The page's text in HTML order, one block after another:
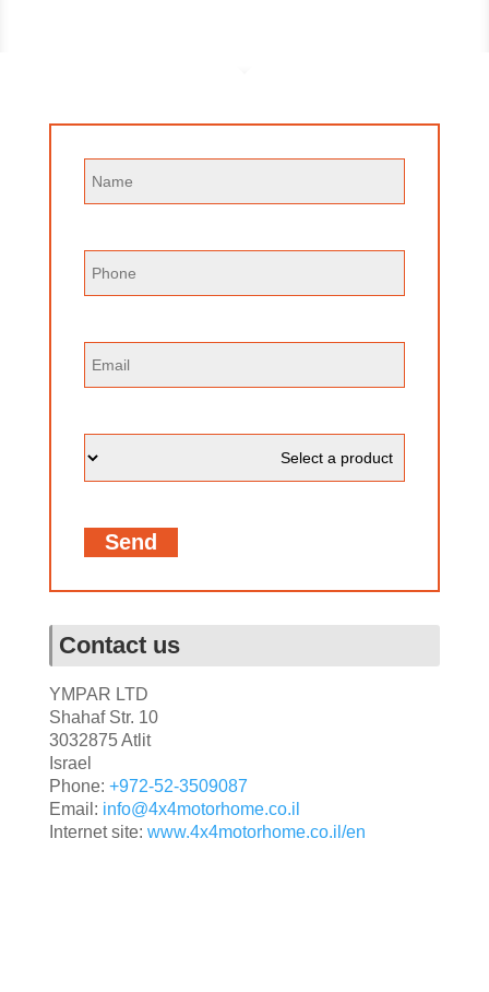
Contact us
YMPAR LTD
Shahaf Str. 10
3032875 Atlit
Israel
Phone: +972-52-3509087
Email: info@4x4motorhome.co.il
Internet site: www.4x4motorhome.co.il/en